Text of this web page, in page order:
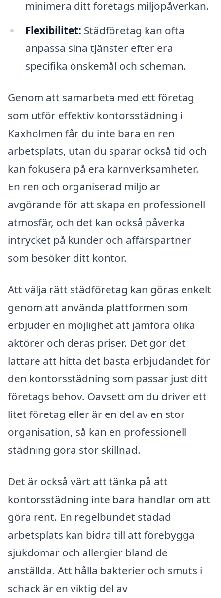
minimera ditt företags miljöpåverkan.
Flexibilitet: Städföretag kan ofta
anpassa sina tjänster efter era
specifika önskemål och scheman.
Genom att samarbeta med ett företag
som utför effektiv kontorsstädning i
Kaxholmen får du inte bara en ren
arbetsplats, utan du sparar också tid och
kan fokusera på era kärnverksamheter.
En ren och organiserad miljö är
avgörande för att skapa en professionell
atmosfär, och det kan också påverka
intrycket på kunder och affärspartner
som besöker ditt kontor.
Att välja rätt städföretag kan göras enkelt
genom att använda plattformen som
erbjuder en möjlighet att jämföra olika
aktörer och deras priser. Det gör det
lättare att hitta det bästa erbjudandet för
den kontorsstädning som passar just ditt
företags behov. Oavsett om du driver ett
litet företag eller är en del av en stor
organisation, så kan en professionell
städning göra stor skillnad.
Det är också värt att tänka på att
kontorsstädning inte bara handlar om att
göra rent. En regelbundet städad
arbetsplats kan bidra till att förebygga
sjukdomar och allergier bland de
anställda. Att hålla bakterier och smuts i
schack är en viktig del av